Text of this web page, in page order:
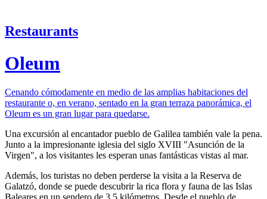
Restaurants
Oleum
Cenando cómodamente en medio de las amplias habitaciones del
restaurante o, en verano, sentado en la gran terraza panorámica, el
Oleum es un gran lugar para quedarse.
Una excursión al encantador pueblo de Galilea también vale la pena.
Junto a la impresionante iglesia del siglo XVIII "Asunción de la
Virgen", a los visitantes les esperan unas fantásticas vistas al mar.
Además, los turistas no deben perderse la visita a la Reserva de
Galatzó, donde se puede descubrir la rica flora y fauna de las Islas
Baleares en un sendero de 3,5 kilómetros. Desde el pueblo de